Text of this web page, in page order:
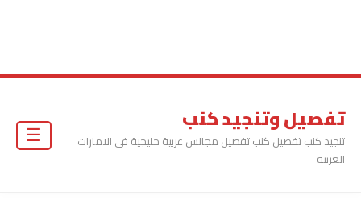
تفصيل وتنجيد كنب
تنجيد كنب تفصيل كنب تفصيل مجالس عربية خليجية فى الامارات
العربية